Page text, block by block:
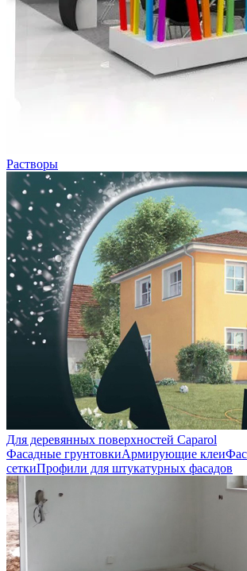
Растворы
Для деревянных поверхностей Caparol
Фасадные грунтовкиАрмирующие клеи
сеткиПрофили для штукатурных фасадов